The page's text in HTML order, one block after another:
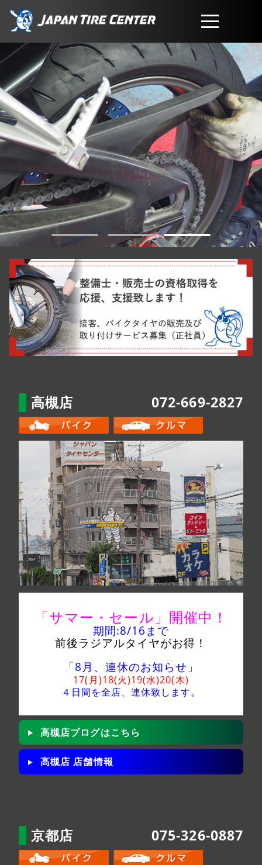
取扱商品
会社概要
工賃・サービスについて
お問い合わせ
高槻店 072-669-2827
「サマー・セール」 開催中！
期間:8/16 まで
前後ラジアルタイヤがお得！
「8月、連休のお知らせ」
17(月)18(火)19(水)20(木)
４日間を全店、 連休致します。
高槻店ブログはこちら
高槻店 店舗情報
京都店 075-326-0887